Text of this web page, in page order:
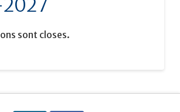
sont closes.